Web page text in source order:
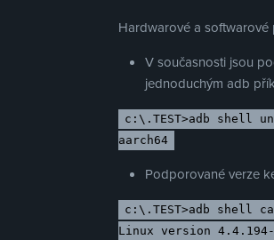
Hardwarové a softwarové
V současnosti jsou
jednoduchým adb
c:\.TEST>adb shell
aarch64
Podporované verze
c:\.TEST>adb shell
Linux version 4.4.194-